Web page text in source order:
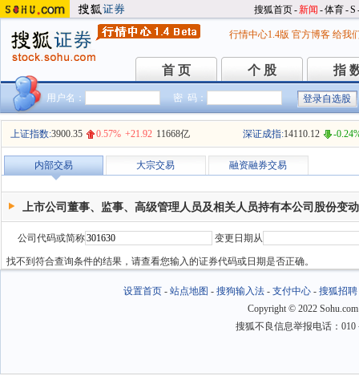
搜狐首页-新闻 -体育-S
行情中心1.4版 官方博客 给我
首 页
首 页 个 股
个 股 指
指
用户名： 密 码：
上证指数:3900.35 0.57% +21.92 11668亿 深证成指:14110.12 -
内部交易 大宗交易 融资融券交易
上市公司董事、监事、高级管理人员及相关人员持有本公司股份变
公司代码或简称 变更日期从
找不到符合查询条件的结果，请查看您输入的证券代码或日期是否正确。
设置首页 -站点地图 -搜狗输入法 -支付中心 -搜狐招聘
Copyright © 2022
搜狐不良信息举报电话：010